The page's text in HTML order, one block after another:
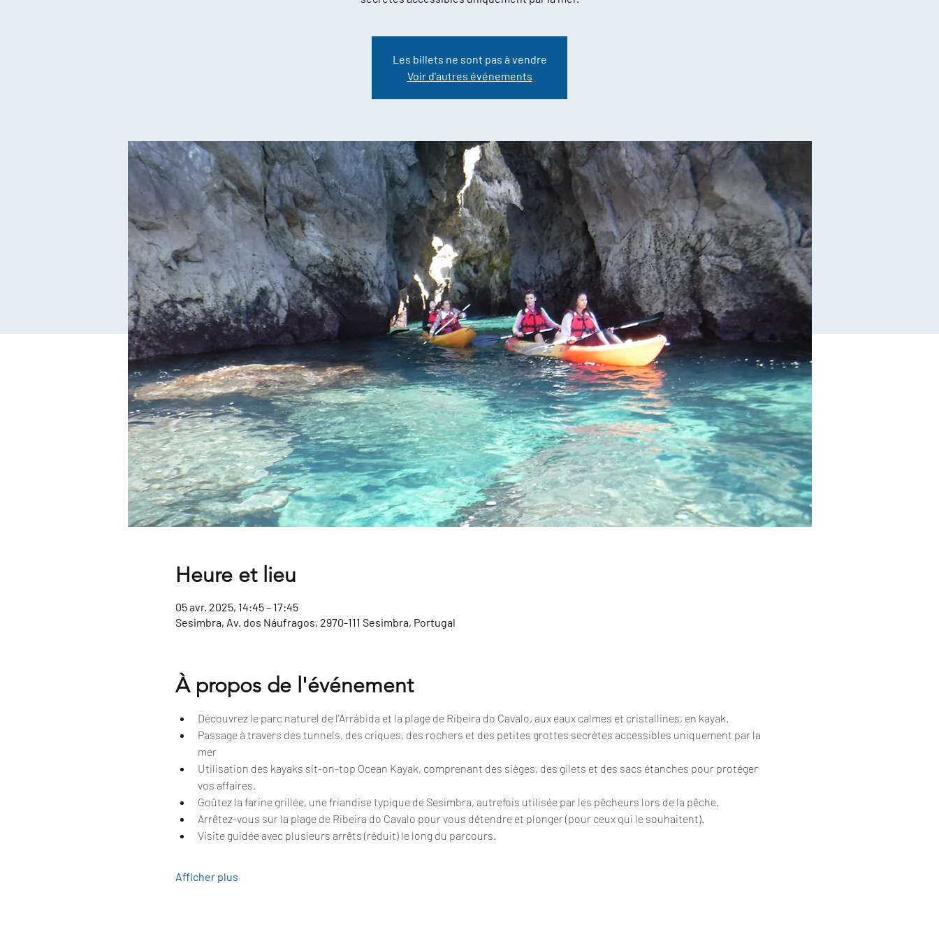
Les billets ne sont pas à vendre
Voir d'autres événements
Heure et lieu
05 avr. 2025, 14:45 – 17:45
Sesimbra, Av. dos Náufragos, 2970-111 Sesimbra, Portugal
À propos de l'événement
Découvrez le parc naturel de l'Arrábida et la plage de Ribeira do Cavalo, aux eaux calmes et cristallines, en kayak.
Passage à travers des tunnels, des criques, des rochers et des petites grottes secrètes accessibles uniquement par la
mer
Utilisation des kayaks sit-on-top Ocean Kayak, comprenant des sièges, des gilets et des sacs étanches pour protéger
vos affaires.
Goûtez la farine grillée, une friandise typique de Sesimbra, autrefois utilisée par les pêcheurs lors de la pêche.
Arrêtez-vous sur la plage de Ribeira do Cavalo pour vous détendre et plonger (pour ceux qui le souhaitent).
Visite guidée avec plusieurs arrêts (réduit) le long du parcours.
Afficher plus